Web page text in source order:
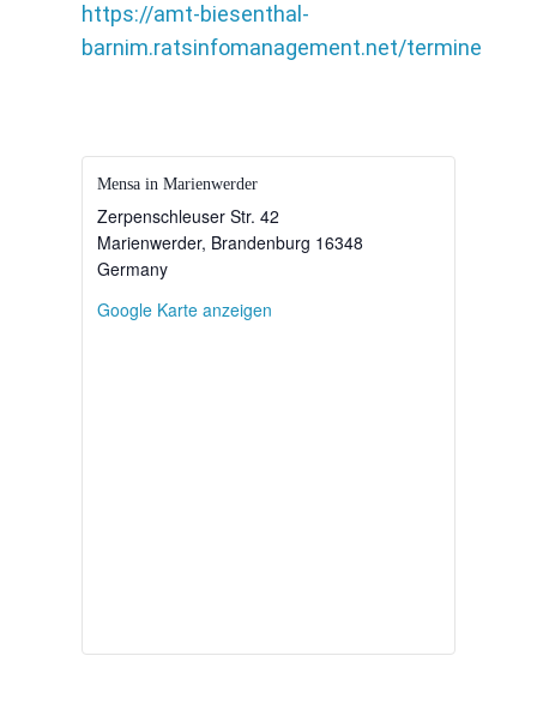
https://amt-biesenthal-
barnim.ratsinfomanagement.net/termine
Mensa in Marienwerder
Zerpenschleuser Str. 42
Marienwerder, Brandenburg 16348
Germany
Google Karte anzeigen